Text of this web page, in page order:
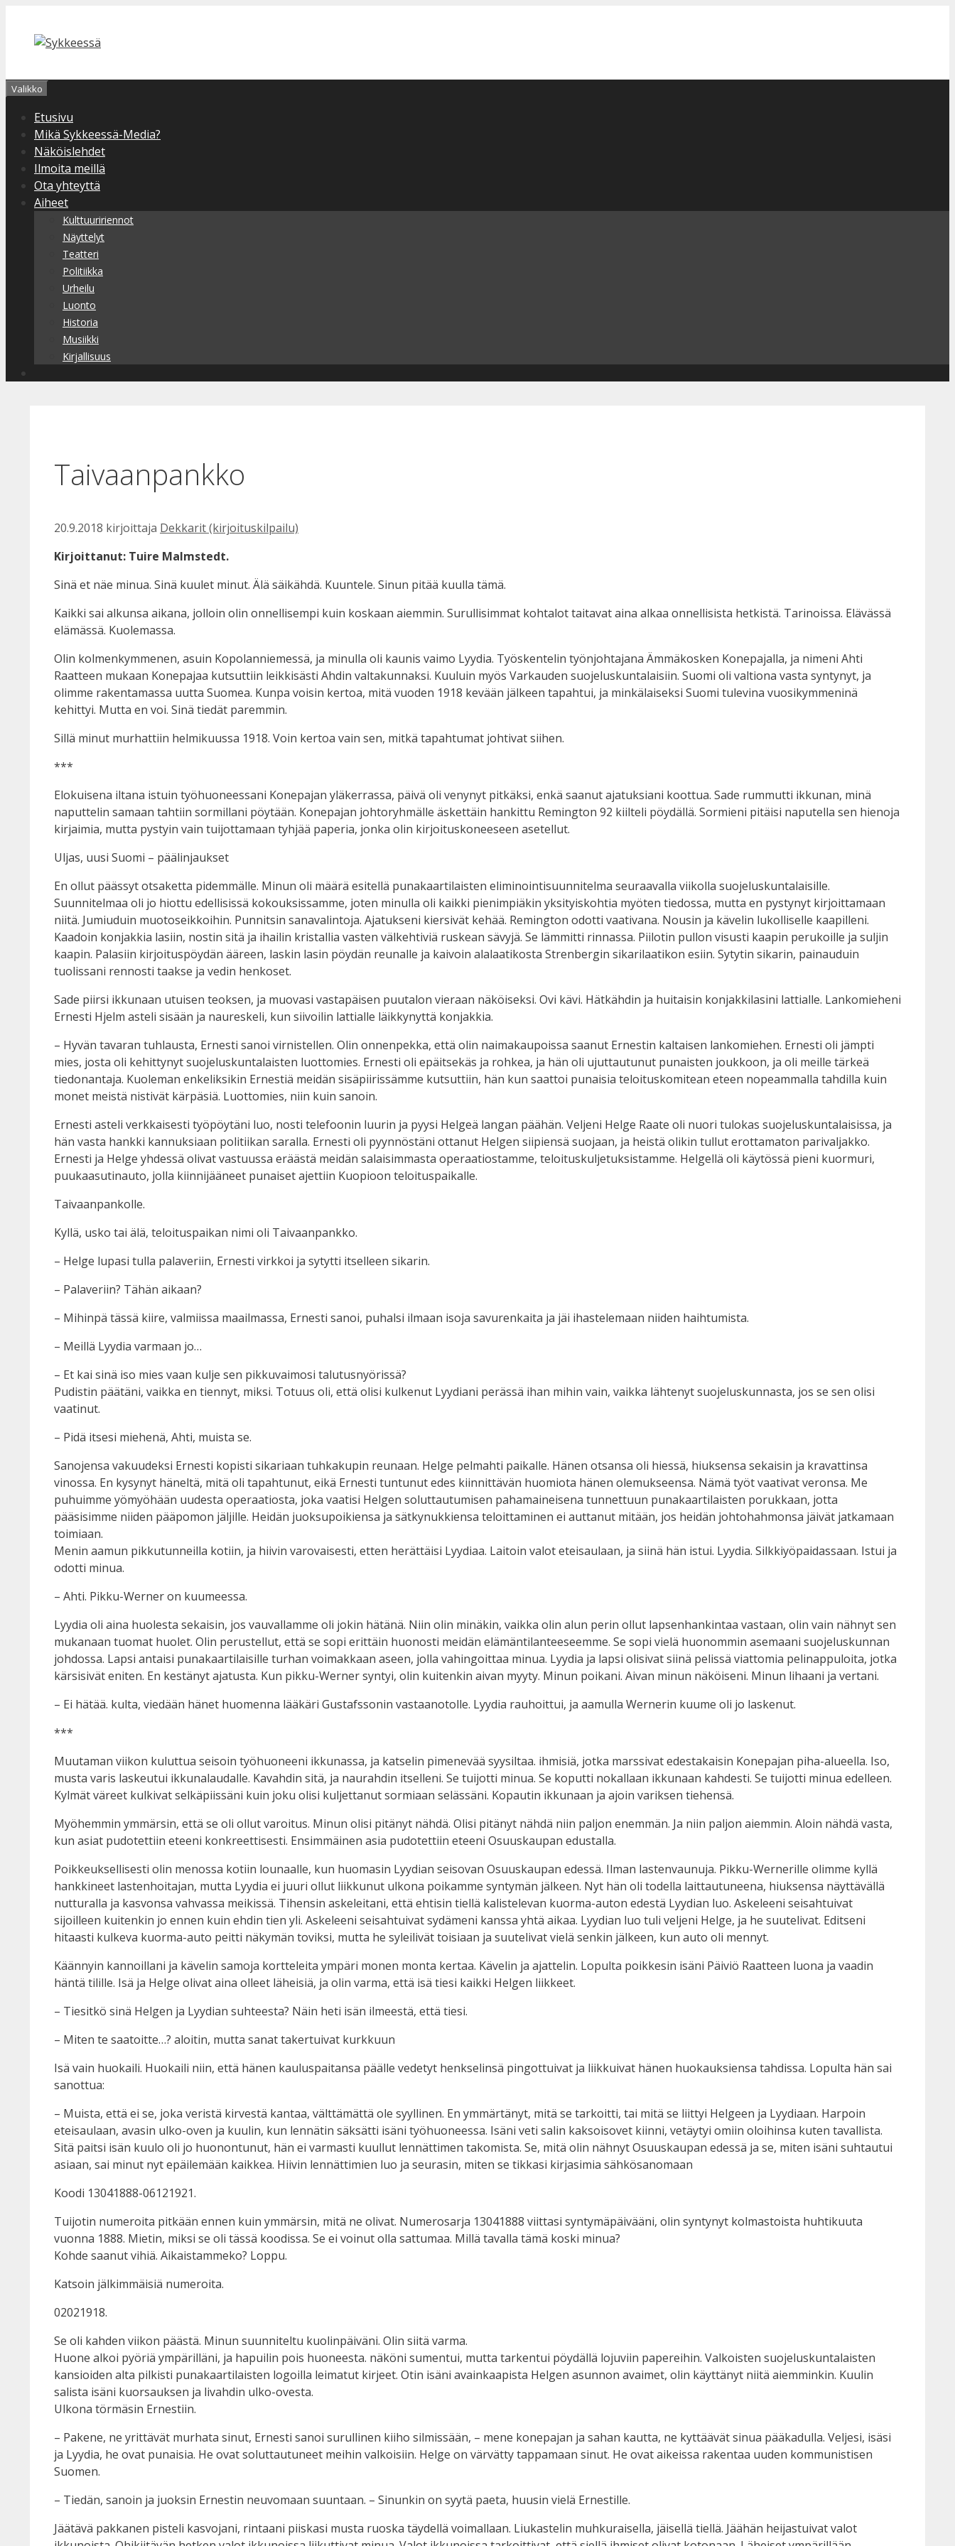
sisältöön
Valikko
Etusivu
Mikä Sykkeessä-Media?
Näköislehdet
Ilmoita meillä
Ota yhteyttä
Aiheet
Kulttuuririennot
Näyttelyt
Teatteri
Politiikka
Urheilu
Luonto
Historia
Musiikki
Kirjallisuus
Taivaanpankko
20.9.2018 kirjoittaja Dekkarit (kirjoituskilpailu)
Kirjoittanut: Tuire Malmstedt.
Sinä et näe minua. Sinä kuulet minut. Älä säikähdä. Kuuntele. Sinun pitää kuulla tämä.
Kaikki sai alkunsa aikana, jolloin olin onnellisempi kuin koskaan aiemmin. Surullisimmat kohtalot taitavat aina alkaa onnellisista hetkistä. Tarinoissa. Elävässä
elämässä. Kuolemassa.
Olin kolmenkymmenen, asuin Kopolanniemessä, ja minulla oli kaunis vaimo Lyydia. Työskentelin työnjohtajana Ämmäkosken Konepajalla, ja nimeni Ahti
Raatteen mukaan Konepajaa kutsuttiin leikkisästi Ahdin valtakunnaksi. Kuuluin myös Varkauden suojeluskuntalaisiin. Suomi oli valtiona vasta syntynyt, ja
olimme rakentamassa uutta Suomea. Kunpa voisin kertoa, mitä vuoden 1918 kevään jälkeen tapahtui, ja minkälaiseksi Suomi tulevina vuosikymmeninä
kehittyi. Mutta en voi. Sinä tiedät paremmin.
Sillä minut murhattiin helmikuussa 1918. Voin kertoa vain sen, mitkä tapahtumat johtivat siihen.
***
Elokuisena iltana istuin työhuoneessani Konepajan yläkerrassa, päivä oli venynyt pitkäksi, enkä saanut ajatuksiani koottua. Sade rummutti ikkunan, minä
naputtelin samaan tahtiin sormillani pöytään. Konepajan johtoryhmälle äskettäin hankittu Remington 92 kiilteli pöydällä. Sormieni pitäisi naputella sen hienoja
kirjaimia, mutta pystyin vain tuijottamaan tyhjää paperia, jonka olin kirjoituskoneeseen asetellut.
Uljas, uusi Suomi – päälinjaukset
En ollut päässyt otsaketta pidemmälle. Minun oli määrä esitellä punakaartilaisten eliminointisuunnitelma seuraavalla viikolla suojeluskuntalaisille.
Suunnitelmaa oli jo hiottu edellisissä kokouksissamme, joten minulla oli kaikki pienimpiäkin yksityiskohtia myöten tiedossa, mutta en pystynyt kirjoittamaan
niitä. Jumiuduin muotoseikkoihin. Punnitsin sanavalintoja. Ajatukseni kiersivät kehää. Remington odotti vaativana. Nousin ja kävelin lukolliselle kaapilleni.
Kaadoin konjakkia lasiin, nostin sitä ja ihailin kristallia vasten välkehtiviä ruskean sävyjä. Se lämmitti rinnassa. Piilotin pullon visusti kaapin perukoille ja suljin
kaapin. Palasiin kirjoituspöydän ääreen, laskin lasin pöydän reunalle ja kaivoin alalaatikosta Strenbergin sikarilaatikon esiin. Sytytin sikarin, painauduin
tuolissani rennosti taakse ja vedin henkoset.
Sade piirsi ikkunaan utuisen teoksen, ja muovasi vastapäisen puutalon vieraan näköiseksi. Ovi kävi. Hätkähdin ja huitaisin konjakkilasini lattialle. Lankomieheni
Ernesti Hjelm asteli sisään ja naureskeli, kun siivoilin lattialle läikkynyttä konjakkia.
– Hyvän tavaran tuhlausta, Ernesti sanoi virnistellen. Olin onnenpekka, että olin naimakaupoissa saanut Ernestin kaltaisen lankomiehen. Ernesti oli jämpti
mies, josta oli kehittynyt suojeluskuntalaisten luottomies. Ernesti oli epäitsekäs ja rohkea, ja hän oli ujuttautunut punaisten joukkoon, ja oli meille tärkeä
tiedonantaja. Kuoleman enkeliksikin Ernestiä meidän sisäpiirissämme kutsuttiin, hän kun saattoi punaisia teloituskomitean eteen nopeammalla tahdilla kuin
monet meistä nistivät kärpäsiä. Luottomies, niin kuin sanoin.
Ernesti asteli verkkaisesti työpöytäni luo, nosti telefoonin luurin ja pyysi Helgeä langan päähän. Veljeni Helge Raate oli nuori tulokas suojeluskuntalaisissa, ja
hän vasta hankki kannuksiaan politiikan saralla. Ernesti oli pyynnöstäni ottanut Helgen siipiensä suojaan, ja heistä olikin tullut erottamaton parivaljakko.
Ernesti ja Helge yhdessä olivat vastuussa eräästä meidän salaisimmasta operaatiostamme, teloituskuljetuksistamme. Helgellä oli käytössä pieni kuormuri,
puukaasutinauto, jolla kiinnijääneet punaiset ajettiin Kuopioon teloituspaikalle.
Taivaanpankolle.
Kyllä, usko tai älä, teloituspaikan nimi oli Taivaanpankko.
– Helge lupasi tulla palaveriin, Ernesti virkkoi ja sytytti itselleen sikarin.
– Palaveriin? Tähän aikaan?
– Mihinpä tässä kiire, valmiissa maailmassa, Ernesti sanoi, puhalsi ilmaan isoja savurenkaita ja jäi ihastelemaan niiden haihtumista.
– Meillä Lyydia varmaan jo…
– Et kai sinä iso mies vaan kulje sen pikkuvaimosi talutusnyörissä?
Pudistin päätäni, vaikka en tiennyt, miksi. Totuus oli, että olisi kulkenut Lyydiani perässä ihan mihin vain, vaikka lähtenyt suojeluskunnasta, jos se sen olisi
vaatinut.
– Pidä itsesi miehenä, Ahti, muista se.
Sanojensa vakuudeksi Ernesti kopisti sikariaan tuhkakupin reunaan. Helge pelmahti paikalle. Hänen otsansa oli hiessä, hiuksensa sekaisin ja kravattinsa
vinossa. En kysynyt häneltä, mitä oli tapahtunut, eikä Ernesti tuntunut edes kiinnittävän huomiota hänen olemukseensa. Nämä työt vaativat veronsa. Me
puhuimme yömyöhään uudesta operaatiosta, joka vaatisi Helgen soluttautumisen pahamaineisena tunnettuun punakaartilaisten porukkaan, jotta
pääsisimme niiden pääpomon jäljille. Heidän juoksupoikiensa ja sätkynukkiensa teloittaminen ei auttanut mitään, jos heidän johtohahmonsa jäivät jatkamaan
toimiaan.
Menin aamun pikkutunneilla kotiin, ja hiivin varovaisesti, etten herättäisi Lyydiaa. Laitoin valot eteisaulaan, ja siinä hän istui. Lyydia. Silkkiyöpaidassaan. Istui ja
odotti minua.
– Ahti. Pikku-Werner on kuumeessa.
Lyydia oli aina huolesta sekaisin, jos vauvallamme oli jokin hätänä. Niin olin minäkin, vaikka olin alun perin ollut lapsenhankintaa vastaan, olin vain nähnyt sen
mukanaan tuomat huolet. Olin perustellut, että se sopi erittäin huonosti meidän elämäntilanteeseemme. Se sopi vielä huonommin asemaani suojeluskunnan
johdossa. Lapsi antaisi punakaartilaisille turhan voimakkaan aseen, jolla vahingoittaa minua. Lyydia ja lapsi olisivat siinä pelissä viattomia pelinappuloita, jotka
kärsisivät eniten. En kestänyt ajatusta. Kun pikku-Werner syntyi, olin kuitenkin aivan myyty. Minun poikani. Aivan minun näköiseni. Minun lihaani ja vertani.
– Ei hätää. kulta, viedään hänet huomenna lääkäri Gustafssonin vastaanotolle. Lyydia rauhoittui, ja aamulla Wernerin kuume oli jo laskenut.
***
Muutaman viikon kuluttua seisoin työhuoneeni ikkunassa, ja katselin pimenevää syysiltaa. ihmisiä, jotka marssivat edestakaisin Konepajan piha-alueella. Iso,
musta varis laskeutui ikkunalaudalle. Kavahdin sitä, ja naurahdin itselleni. Se tuijotti minua. Se koputti nokallaan ikkunaan kahdesti. Se tuijotti minua edelleen.
Kylmät väreet kulkivat selkäpiissäni kuin joku olisi kuljettanut sormiaan selässäni. Kopautin ikkunaan ja ajoin variksen tiehensä.
Myöhemmin ymmärsin, että se oli ollut varoitus. Minun olisi pitänyt nähdä. Olisi pitänyt nähdä niin paljon enemmän. Ja niin paljon aiemmin. Aloin nähdä vasta,
kun asiat pudotettiin eteeni konkreettisesti. Ensimmäinen asia pudotettiin eteeni Osuuskaupan edustalla.
Poikkeuksellisesti olin menossa kotiin lounaalle, kun huomasin Lyydian seisovan Osuuskaupan edessä. Ilman lastenvaunuja. Pikku-Wernerille olimme kyllä
hankkineet lastenhoitajan, mutta Lyydia ei juuri ollut liikkunut ulkona poikamme syntymän jälkeen. Nyt hän oli todella laittautuneena, hiuksensa näyttävällä
nutturalla ja kasvonsa vahvassa meikissä. Tihensin askeleitani, että ehtisin tiellä kalistelevan kuorma-auton edestä Lyydian luo. Askeleeni seisahtuivat
sijoilleen kuitenkin jo ennen kuin ehdin tien yli. Askeleeni seisahtuivat sydämeni kanssa yhtä aikaa. Lyydian luo tuli veljeni Helge, ja he suutelivat. Editseni
hitaasti kulkeva kuorma-auto peitti näkymän toviksi, mutta he syleilivät toisiaan ja suutelivat vielä senkin jälkeen, kun auto oli mennyt.
Käännyin kannoillani ja kävelin samoja kortteleita ympäri monen monta kertaa. Kävelin ja ajattelin. Lopulta poikkesin isäni Päiviö Raatteen luona ja vaadin
häntä tilille. Isä ja Helge olivat aina olleet läheisiä, ja olin varma, että isä tiesi kaikki Helgen liikkeet.
– Tiesitkö sinä Helgen ja Lyydian suhteesta? Näin heti isän ilmeestä, että tiesi.
– Miten te saatoitte…? aloitin, mutta sanat takertuivat kurkkuun
Isä vain huokaili. Huokaili niin, että hänen kauluspaitansa päälle vedetyt henkselinsä pingottuivat ja liikkuivat hänen huokauksiensa tahdissa. Lopulta hän sai
sanottua:
– Muista, että ei se, joka veristä kirvestä kantaa, välttämättä ole syyllinen. En ymmärtänyt, mitä se tarkoitti, tai mitä se liittyi Helgeen ja Lyydiaan. Harpoin
eteisaulaan, avasin ulko-oven ja kuulin, kun lennätin säksätti isäni työhuoneessa. Isäni veti salin kaksoisovet kiinni, vetäytyi omiin oloihinsa kuten tavallista.
Sitä paitsi isän kuulo oli jo huonontunut, hän ei varmasti kuullut lennättimen takomista. Se, mitä olin nähnyt Osuuskaupan edessä ja se, miten isäni suhtautui
asiaan, sai minut nyt epäilemään kaikkea. Hiivin lennättimien luo ja seurasin, miten se tikkasi kirjasimia sähkösanomaan
Koodi 13041888-06121921.
Tuijotin numeroita pitkään ennen kuin ymmärsin, mitä ne olivat. Numerosarja 13041888 viittasi syntymäpäivääni, olin syntynyt kolmastoista huhtikuuta
vuonna 1888. Mietin, miksi se oli tässä koodissa. Se ei voinut olla sattumaa. Millä tavalla tämä koski minua?
Kohde saanut vihiä. Aikaistammeko? Loppu.
Katsoin jälkimmäisiä numeroita.
02021918.
Se oli kahden viikon päästä. Minun suunniteltu kuolinpäiväni. Olin siitä varma.
Huone alkoi pyöriä ympärilläni, ja hapuilin pois huoneesta. näköni sumentui, mutta tarkentui pöydällä lojuviin papereihin. Valkoisten suojeluskuntalaisten
kansioiden alta pilkisti punakaartilaisten logoilla leimatut kirjeet. Otin isäni avainkaapista Helgen asunnon avaimet, olin käyttänyt niitä aiemminkin. Kuulin
salista isäni kuorsauksen ja livahdin ulko-ovesta.
Ulkona törmäsin Ernestiin.
– Pakene, ne yrittävät murhata sinut, Ernesti sanoi surullinen kiiho silmissään, – mene konepajan ja sahan kautta, ne kyttäävät sinua pääkadulla. Veljesi, isäsi
ja Lyydia, he ovat punaisia. He ovat soluttautuneet meihin valkoisiin. Helge on värvätty tappamaan sinut. He ovat aikeissa rakentaa uuden kommunistisen
Suomen.
– Tiedän, sanoin ja juoksin Ernestin neuvomaan suuntaan. – Sinunkin on syytä paeta, huusin vielä Ernestille.
Jäätävä pakkanen pisteli kasvojani, rintaani piiskasi musta ruoska täydellä voimallaan. Liukastelin muhkuraisella, jäisellä tiellä. Jäähän heijastuivat valot